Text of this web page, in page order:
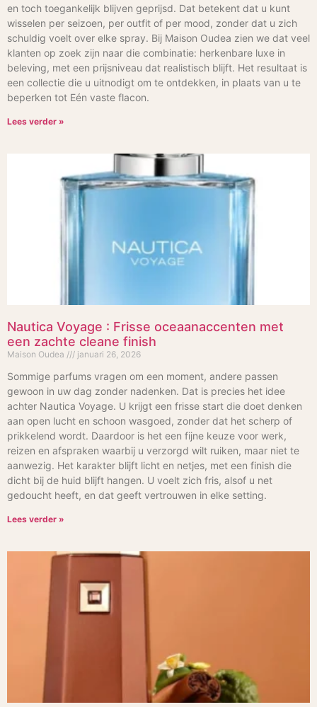
en toch toegankelijk blijven geprijsd. Dat betekent dat u kunt
wisselen per seizoen, per outfit of per mood, zonder dat u zich
schuldig voelt over elke spray. Bij Maison Oudea zien we dat veel
klanten op zoek zijn naar die combinatie: herkenbare luxe in
beleving, met een prijsniveau dat realistisch blijft. Het resultaat is
een collectie die u uitnodigt om te ontdekken, in plaats van u te
beperken tot Eén vaste flacon.
Lees verder »
Nautica Voyage : Frisse oceaanaccenten met
een zachte cleane finish
Maison Oudea januari 26, 2026
Sommige parfums vragen om een moment, andere passen
gewoon in uw dag zonder nadenken. Dat is precies het idee
achter Nautica Voyage. U krijgt een frisse start die doet denken
aan open lucht en schoon wasgoed, zonder dat het scherp of
prikkelend wordt. Daardoor is het een fijne keuze voor werk,
reizen en afspraken waarbij u verzorgd wilt ruiken, maar niet te
aanwezig. Het karakter blijft licht en netjes, met een finish die
dicht bij de huid blijft hangen. U voelt zich fris, alsof u net
gedoucht heeft, en dat geeft vertrouwen in elke setting.
Lees verder »